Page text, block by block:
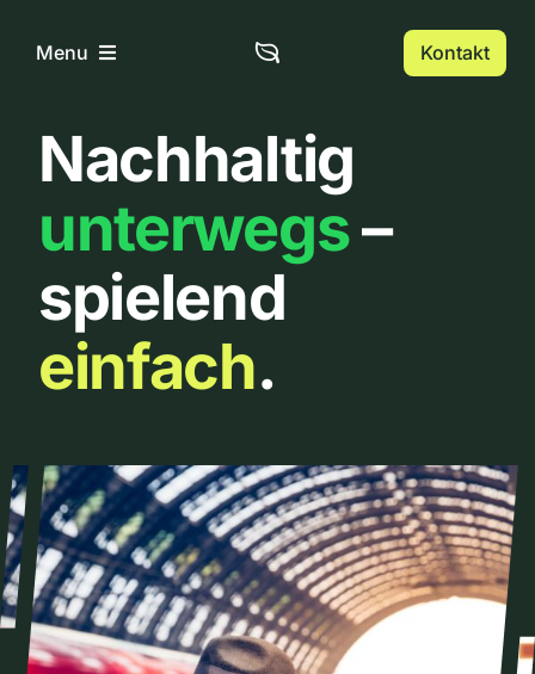
InhaltMenu
Home
Über uns
Urbanlist
Kontakt
Nachhaltig
unterwegs–
spielend
einfach.